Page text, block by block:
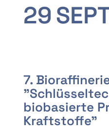
29
7.
biobasierte
Kraftstoffe"